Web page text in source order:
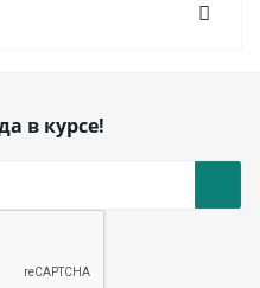
в курсе!